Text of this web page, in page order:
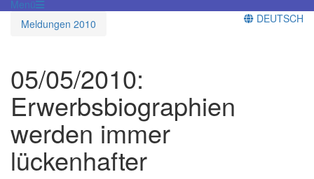
Menü
Meldungen 2010
DEUTSCH
05/05/2010:
Erwerbsbiographien
werden immer
lückenhafter